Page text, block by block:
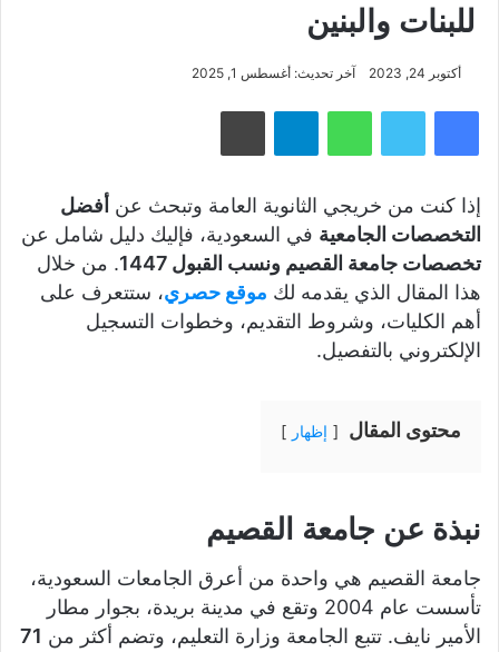
للبنات والبنين
أكتوبر 24, 2023 آخر تحديث: أغسطس 1, 2025
فيسبوك تويتر واتساب تيلقرام طباعة
إذا كنت من خريجي الثانوية العامة وتبحث عن أفضل
التخصصات الجامعية في السعودية، فإليك دليل شامل عن
تخصصات جامعة القصيم ونسب القبول 1447
. من خلال
هذا المقال الذي يقدمه لك موقع حصري، ستتعرف على
أهم الكليات، وشروط التقديم، وخطوات التسجيل
الإلكتروني بالتفصيل.
محتوى المقال إظهار
نبذة عن جامعة القصيم
جامعة القصيم هي واحدة من أعرق الجامعات السعودية،
تأسست عام 2004 وتقع في مدينة بريدة، بجوار مطار
الأمير نايف. تتبع الجامعة وزارة التعليم، وتضم أكثر من 71